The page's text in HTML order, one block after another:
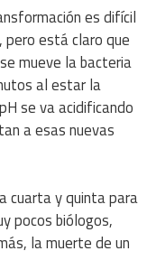
es difícil
pero está claro que
mueve la bacteria
al estar la
se va acidificando
a esas nuevas
cuarta y quinta para
pocos biólogos,
la muerte de un